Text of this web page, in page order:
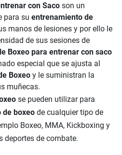
con Saco son un
para su entrenamiento de
manos de lesiones y por ello le
de sus sesiones de
Boxeo para entrenar con saco
especial que se ajusta al
Boxeo y le suministran la
muñecas.
se pueden utilizar para
de boxeo de cualquier tipo de
Boxeo, MMA, Kickboxing y
deportes de combate.